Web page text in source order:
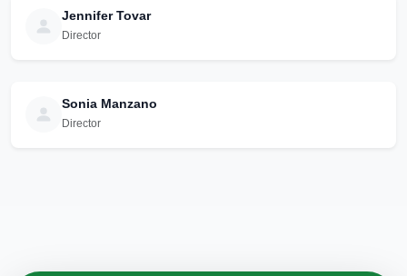
Jennifer Tovar
Director
Sonia Manzano
Director